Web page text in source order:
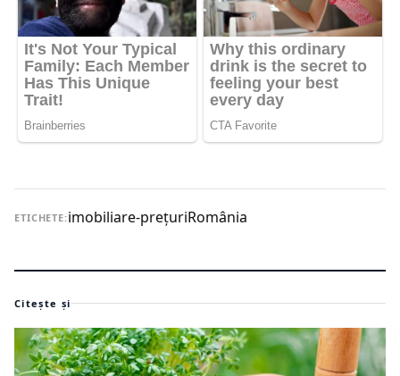
ETICHETE:imobiliare-preţuriRomânia
Citește și